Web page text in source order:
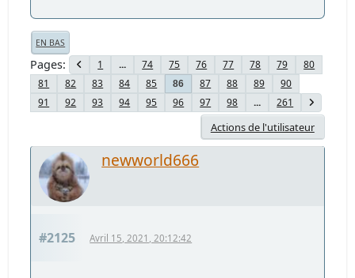
EN BAS
Pages 1 ... 74 75 76 77 78 79
80
81
82 83 84 85 86 87 88 89
90
91
92 93 94 95 96 97 98 ... 261
Actions de l'utilisateur
newworld666
#2125 Avril 15, 2021, 20:12:42